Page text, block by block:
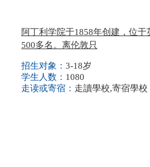
阿丁利学院于1858年创建，位
500多名。离伦敦只
招生对象： 3-18岁
学生人数： 1080
走读或寄宿： 走讀學校,寄宿學校